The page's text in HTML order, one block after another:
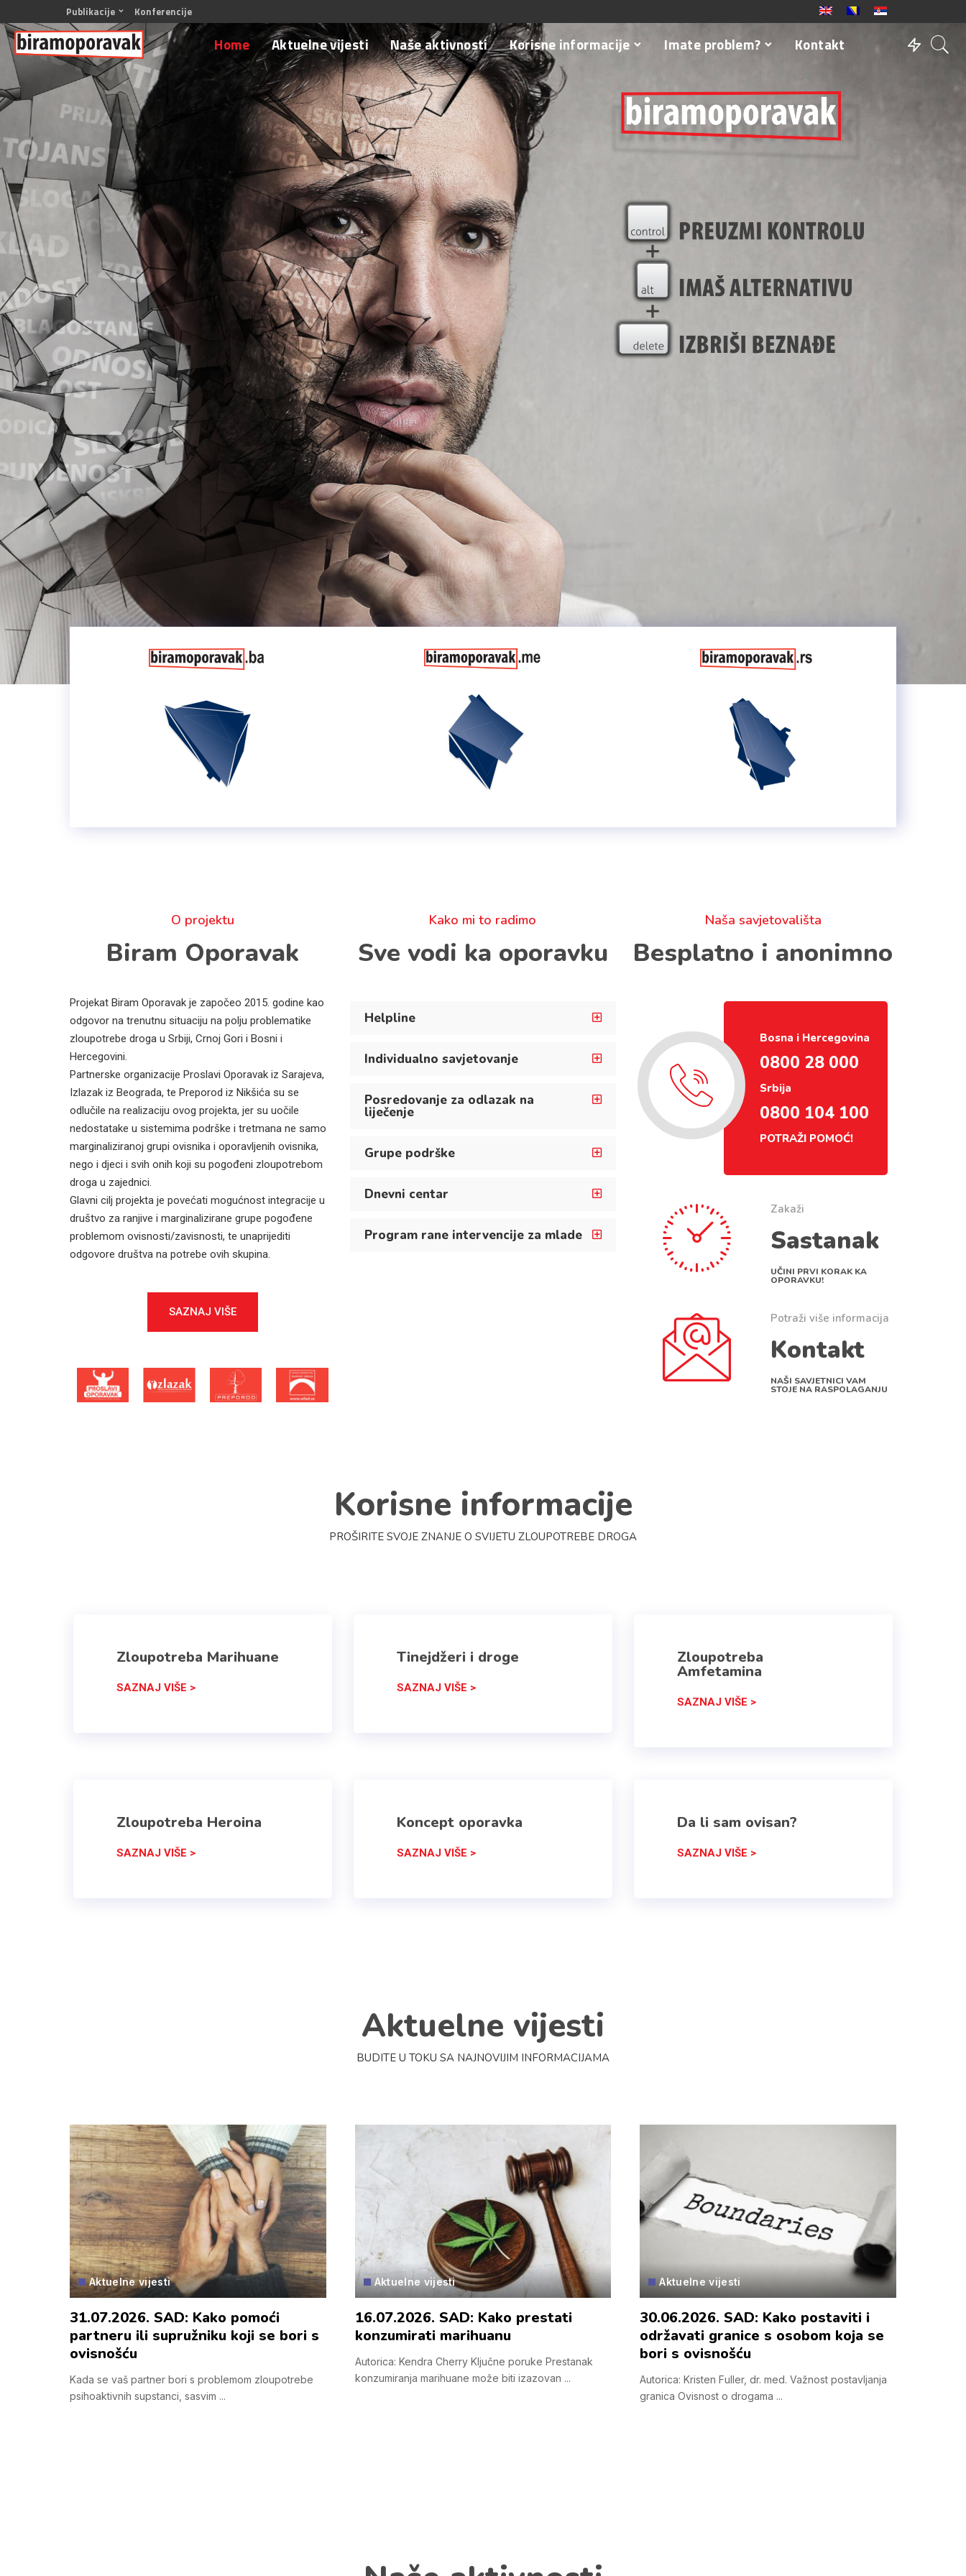
Publikacije Konferencije
Home Aktuelne vijesti Naše aktivnosti Korisne informacije Imate problem? Kontakt
O projektu
Biram Oporavak
Projekat Biram Oporavak je započeo 2015. godine kao
odgovor na trenutnu situaciju na polju problematike
zloupotrebe droga u Srbiji, Crnoj Gori i Bosni i
Hercegovini.
Partnerske organizacije Proslavi Oporavak iz Sarajeva,
Izlazak iz Beograda, te Preporod iz Nikšića su se
odlučile na realizaciju ovog projekta, jer su uočile
nedostatake u sistemima podrške i tretmana ne samo
marginaliziranoj grupi ovisnika i oporavljenih ovisnika,
nego i djeci i svih onih koji su pogođeni zloupotrebom
droga u zajednici.
Glavni cilj projekta je povećati mogućnost integracije u
društvo za ranjive i marginalizirane grupe pogođene
problemom ovisnosti/zavisnosti, te unaprijediti
odgovore društva na potrebe ovih skupina.
SAZNAJ VIŠE
Kako mi to radimo
Sve vodi ka oporavku
Helpline
Individualno savjetovanje
Posredovanje za odlazak na
liječenje
Grupe podrške
Dnevni centar
Program rane intervencije za mlade
Naša savjetovališta
Besplatno i anonimno
Bosna i Hercegovina
0800 28 000
Srbija
0800 104 100
POTRAŽI POMOĆ!
Zakaži
Sastanak
UČINI PRVI KORAK KA
OPORAVKU!
Potraži više informacija
Kontakt
NAŠI SAVJETNICI VAM
STOJE NA RASPOLAGANJU
Korisne informacije
PROŠIRITE SVOJE ZNANJE O SVIJETU ZLOUPOTREBE DROGA
Zloupotreba Marihuane
SAZNAJ VIŠE >
Tinejdžeri i droge
SAZNAJ VIŠE >
Zloupotreba
Amfetamina
SAZNAJ VIŠE >
Zloupotreba Heroina
SAZNAJ VIŠE >
Koncept oporavka
SAZNAJ VIŠE >
Da li sam ovisan?
SAZNAJ VIŠE >
Aktuelne vijesti
BUDITE U TOKU SA NAJNOVIJIM INFORMACIJAMA
Aktuelne vijesti
31.07.2026. SAD: Kako pomoći
partneru ili supružniku koji se bori s
ovisnošću
Kada se vaš partner bori s problemom zloupotrebe
psihoaktivnih supstanci, sasvim ...
Aktuelne vijesti
16.07.2026. SAD: Kako prestati
konzumirati marihuanu
Autorica: Kendra Cherry Ključne poruke Prestanak
konzumiranja marihuane može biti izazovan ...
Aktuelne vijesti
30.06.2026. SAD: Kako postaviti i
održavati granice s osobom koja se
bori s ovisnošću
Autorica: Kristen Fuller, dr. med. Važnost postavljanja
granica Ovisnost o drogama ...